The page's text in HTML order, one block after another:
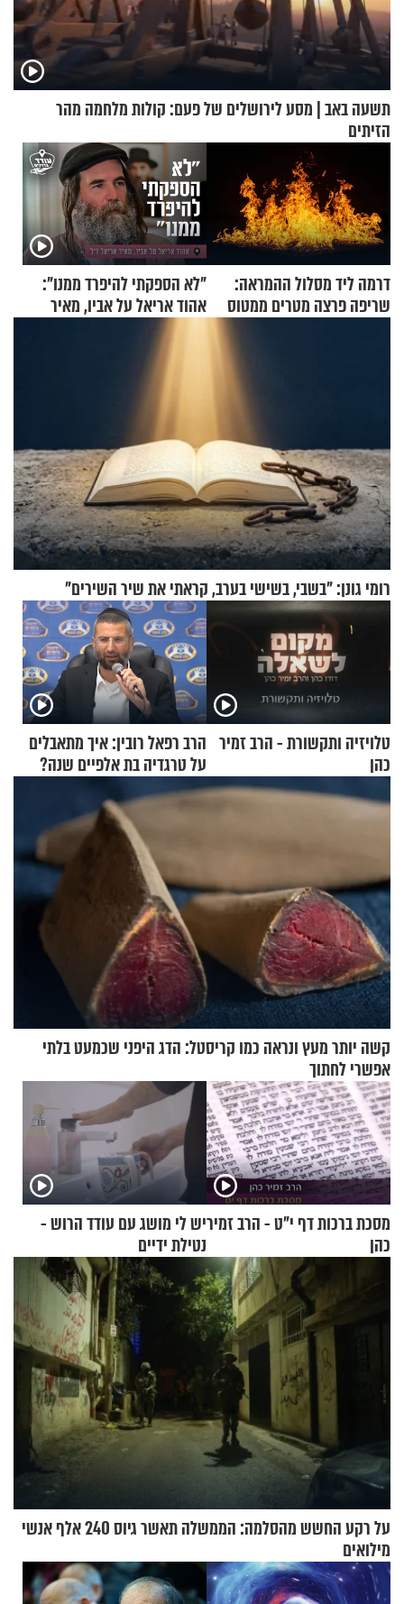
תשעה באב | מסע לירושלים של פעם: קולות מלחמה מהר
הזיתים
דרמה ליד מסלול ההמראה:
שריפה פרצה מטרים ממטוס
"לא הספקתי להיפרד ממנו":
אהוד אריאל על אביו, מאיר
אריאל ז"ל
רומי גונן: "בשבי, בשישי בערב, קראתי את שיר השירים"
טלויזיה ותקשורת - הרב זמיר
כהן
הרב רפאל רובין: איך מתאבלים
על טרגדיה בת אלפיים שנה?
קשה יותר מעץ ונראה כמו קריסטל: הדג היפני שכמעט בלתי
אפשרי לחתוך
מסכת ברכות דף י"ט - הרב זמיר
כהן
יש לי מושג עם עודד הרוש -
נטילת ידיים
על רקע החשש מהסלמה: הממשלה תאשר גיוס 240 אלף אנשי
מילואים